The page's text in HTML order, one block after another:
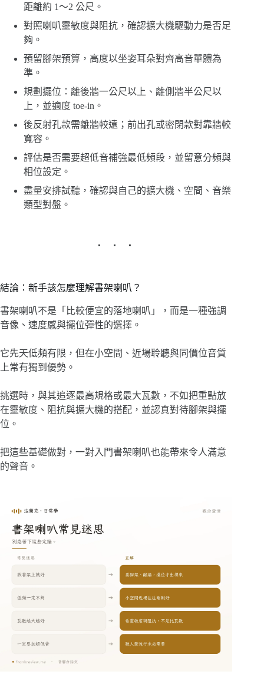
距離約 1～2 公尺。
對照喇叭靈敏度與阻抗，確認擴大機驅動力是否足
夠。
預留腳架預算，高度以坐姿耳朵對齊高音單體為
準。
規劃擺位：離後牆一公尺以上、離側牆半公尺以
上，並適度 toe-in。
後反射孔款需離牆較遠；前出孔或密閉款對靠牆較
寬容。
評估是否需要超低音補強最低頻段，並留意分頻與
相位設定。
盡量安排試聽，確認與自己的擴大機、空間、音樂
類型對盤。
結論：新手該怎麼理解書架喇叭？
書架喇叭不是「比較便宜的落地喇叭」，而是一種強調
音像、速度感與擺位彈性的選擇。
它先天低頻有限，但在小空間、近場聆聽與同價位音質
上常有獨到優勢。
挑選時，與其追逐最高規格或最大瓦數，不如把重點放
在靈敏度、阻抗與擴大機的搭配，並認真對待腳架與擺
位。
把這些基礎做對，一對入門書架喇叭也能帶來令人滿意
的聲音。